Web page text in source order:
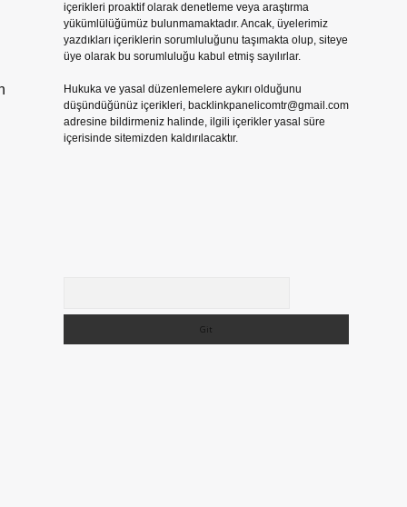
içerikleri proaktif olarak denetleme veya araştırma
yükümlülüğümüz bulunmamaktadır. Ancak, üyelerimiz
yazdıkları içeriklerin sorumluluğunu taşımakta olup, siteye
üye olarak bu sorumluluğu kabul etmiş sayılırlar.
Hukuka ve yasal düzenlemelere aykırı olduğunu
düşündüğünüz içerikleri, backlinkpanelicomtr@gmail.com
adresine bildirmeniz halinde, ilgili içerikler yasal süre
içerisinde sitemizden kaldırılacaktır.